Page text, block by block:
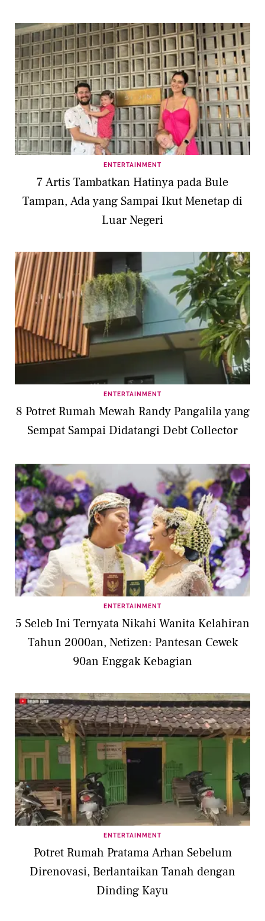
ENTERTAINMENT
7 Artis Tambatkan Hatinya pada Bule
Tampan, Ada yang Sampai Ikut Menetap di
Luar Negeri
ENTERTAINMENT
8 Potret Rumah Mewah Randy Pangalila yang
Sempat Sampai Didatangi Debt Collector
ENTERTAINMENT
5 Seleb Ini Ternyata Nikahi Wanita Kelahiran
Tahun 2000an, Netizen: Pantesan Cewek
90an Enggak Kebagian
ENTERTAINMENT
Potret Rumah Pratama Arhan Sebelum
Direnovasi, Berlantaikan Tanah dengan
Dinding Kayu